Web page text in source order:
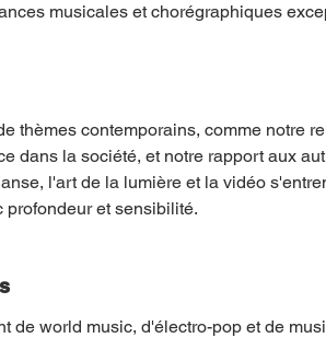
musicales et chorégraphiques
thèmes contemporains, comme notre
dans la société, et notre rapport aux
l'art de la lumière et la vidéo
et sensibilité.
de world music, d'électro-pop et de